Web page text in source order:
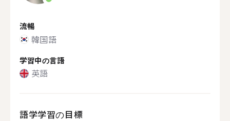
流暢
韓国語
学習中の言語
英語
語学学習の目標